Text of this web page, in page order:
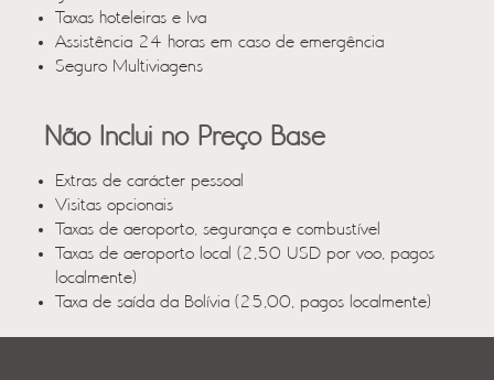
Taxas hoteleiras e Iva
Assistência 24 horas em caso de emergência
Seguro Multiviagens
Não Inclui no Preço Base
Extras de carácter pessoal
Visitas opcionais
Taxas de aeroporto, segurança e combustível
Taxas de aeroporto local (2,50 USD por voo, pagos
localmente)
Taxa de saída da Bolívia (25,00, pagos localmente)